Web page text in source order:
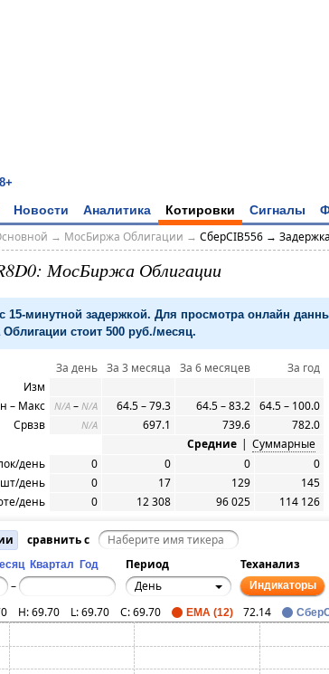
Новости Аналитика Котировки Сигналы
→ МосБиржа Облигации → СберСIB556 →
МосБиржа Облигации
15-минутной задержкой. Для просмотра онлайн
стоит 500 руб./месяц.
За день За 3 месяца За 6 месяцев
За год
Изм
– Макс
N/A – N/A 64.5 – 79.3 64.5 – 83.2 64.5 – 100.0
Срвзв
N/A 697.1 739.6
782.0
Средние | Суммарные
день
0 0 0
0
день
0 17 129
145
день
0 12 308 96 025 114 126
сравнить с
Квартал Год Период Теханализ
– День Индикаторы
H:69.70 L:69.70 C:69.70 EMA (12) 72.14